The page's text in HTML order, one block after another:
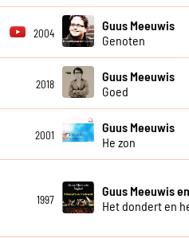
2004
Guus Meeuwis
Genoten
2018
Guus Meeuwis
Goed
2001
Guus Meeuwis
He zon
1997
Guus Meeuwis
Het dondert en